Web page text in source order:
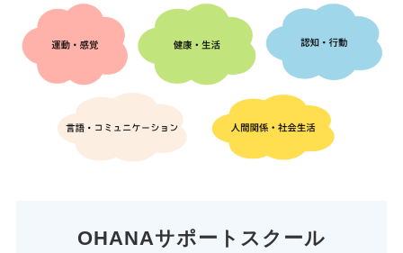
OHANAサポートスクール